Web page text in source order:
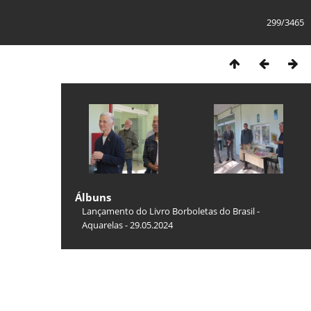
299/3465
Álbuns
Lançamento do Livro Borboletas do Brasil -
Aquarelas - 29.05.2024